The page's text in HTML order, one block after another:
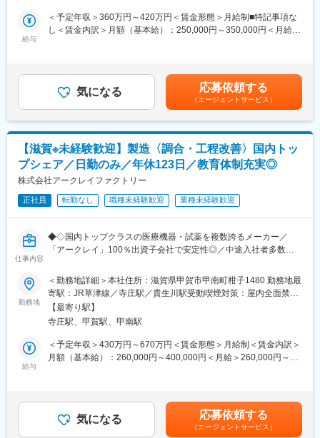
主にメールベース（英語）とるため、翻訳ツールを使用しながら
和訳・英訳ができれば問題ございません。
アルが整備されており、未経験の方も習得可能です。実際に未経
験の場合、最初の1～2か月は周囲に確認しながら業務を習得いた
だきます。
■キャリアパス：
生産管理部門では、計画立案・進捗管理を通じて工場全体を見渡
す力を身につけていただき、将来的にはマネジメントや海外拠点
との連携強化など、役割を広げていくことが可能です。
変更の範囲：会社の定める業務
■業務概要
製品の輸出に必要な業務を中心とした物流関連業務を担当いただ
■業務詳細
入社後は以下業務から経験を積み、将来的には貿易業務全般を担
ん。
（1）調達・割当業務（輸出入関連）
・製品（機器・試薬）の出荷に向けた割当調整
・在庫確認および納期を踏まえた出荷スケジュール調整
・輸出に伴う条件確認（危険物／温度管理 等）
・ラベル内容のチェック（各国規制対応）
（2）将来的にお任せする業務
・輸出入手配全般（貿易実務）
・関係部門との調整および出荷管理
・物流・生産管理との連携業務
心）
＜取扱い製品＞
・試薬：約100品目（管理項目が多く専門性が高い）
・機器：約3,000品目（品目数は多いが比較的シンプル）
■組織体制
生産管理部 生産管理チーム：14名（30代～60代）
納期変更や部材状況に応じた調整が多く、営業・製造と連携しな
がら進めるポジションです。
在庫確認、納期調整、出荷指示、書類作成などを並行して進める
給与
＜予定年収＞360万円～420万円＜賃金形態＞月給制■特記事項な
し＜賃金内訳＞月額（基本給）：250,000円～350,000円＜月給＞
長職/750万円（賞与込）※課長職となった時点で上記年収となりま
す。■昇給：年1回（5月）■賞与：年2回賃金はあくまでも目安の
金額であり、選考を通じて上下する可能性があります。月給(月額)
は固定手当を含めた表記です。
気になる 応募依頼する
（エージェントサービス）
【滋賀※未経験歓迎】製造〈調合・工程改善〉国内トッ
プシェア／日勤のみ／年休123日／教育体制充実◎
株式会社アークレイファクトリー
正社員 転勤なし 職種未経験歓迎 業種未経験歓迎
仕事内容
◆◇国内トップクラスの医療機器・試薬を複数誇るメーカー／
「アークレイ」100％出資子会社で安定性◎／中途入社者多数で
(今後削減方針)／マイカー通勤可・シャトルバスあり◆◇
■業務内容：
試験紙製造における前工程として、製造に使用する液剤の調合業
務をお任せします。
製品の品質を左右する重要な工程であり、正確さと再現性が求め
られるポジションです。
・製造工程の効率化・改善の検討
・開発試作のフォローや新規商品の製造工程への移管対応
・pHメーター・電子天秤など計測機器の点検・メンテナンス
勤務地
＜勤務地詳細＞本社住所：滋賀県甲賀市甲南町柑子1480 勤務地最
寄駅：JR草津線／寺庄駅／貴生川駅受動喫煙対策：屋内全面禁煙
変更の範囲：無
【最寄り駅】
寺庄駅、甲賀駅、甲南駅
給与
＜予定年収＞430万円～670万円＜賃金形態＞月給制＜賃金内訳＞
月額（基本給）：260,000円～400,000円＜月給＞260,000円～
であり、選考を通じて上下する可能性があります。月給(月額)は固
定手当を含めた表記です。
気になる 応募依頼する
（エージェントサービス）